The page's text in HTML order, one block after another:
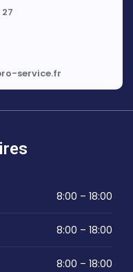
service.fr
8:00 – 18:00
8:00 – 18:00
8:00 – 18:00